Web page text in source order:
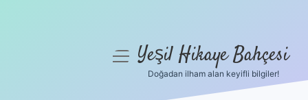
menüyüYeşil Hikaye Bahçesi
Doğadan ilham alan keyifli bilgiler!